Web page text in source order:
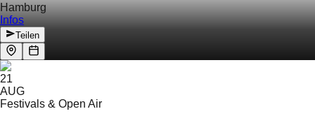
Hamburg
Infos
Teilen
21
AUG
Festivals & Open Air